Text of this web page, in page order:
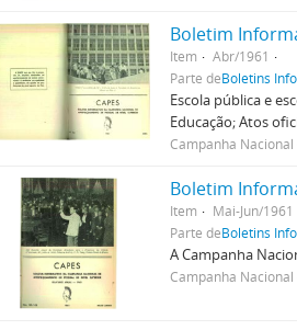
Boletim
Item
Abr/1961
Parte deBoletins
Escola pública e
Educação; Atos
Campanha
Boletim
Item
Mai-Jun/1961
Parte deBoletins
A Campanha
Campanha